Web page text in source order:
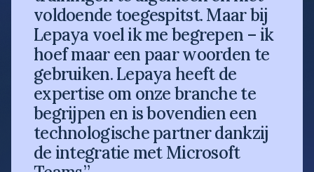
voldoende toegespitst. Maar bij
Lepaya voel ik me begrepen – ik
hoef maar een paar woorden te
gebruiken. Lepaya heeft de
expertise om onze branche te
begrijpen en is bovendien een
technologische partner dankzij
de integratie met Microsoft